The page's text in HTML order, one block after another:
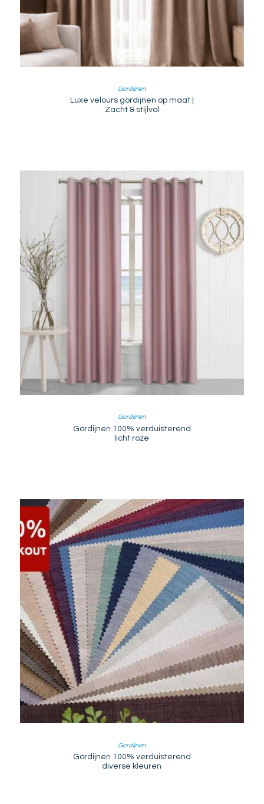
Gordijnen
Luxe velours gordijnen op maat |
Zacht & stijlvol
Gordijnen
Gordijnen 100% verduisterend
licht roze
Gordijnen
Gordijnen 100% verduisterend
diverse kleuren